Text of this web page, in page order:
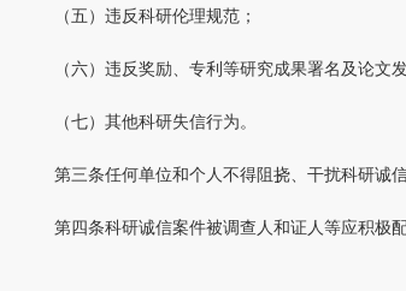
（五）违反科研伦理规范；
（六）违反奖励、专利等研究成果署名及论文
（七）其他科研失信行为。
第三条任何单位和个人不得阻挠、干扰科研诚
第四条科研诚信案件被调查人和证人等应积极